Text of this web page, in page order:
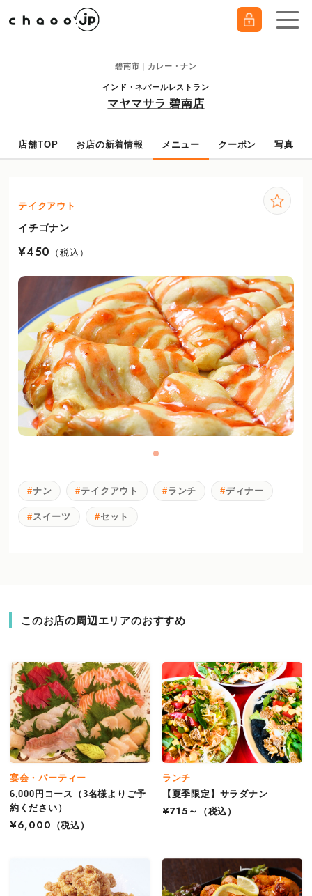
碧南市｜カレー・ナン
インド・ネパールレストラン
マヤマサラ 碧南店
店舗TOP お店の新着情報 メニュー クーポン 写真
テイクアウト
イチゴナン
¥450 （税込）
ナン テイクアウト ランチ ディナー
スイーツ セット
このお店の周辺エリアのおすすめ
宴会・パーティー
6,000円コース（3名様よりご予
約ください）
¥6,000
（税込）
ランチ
【夏季限定】サラダナン
¥715～
（税込）